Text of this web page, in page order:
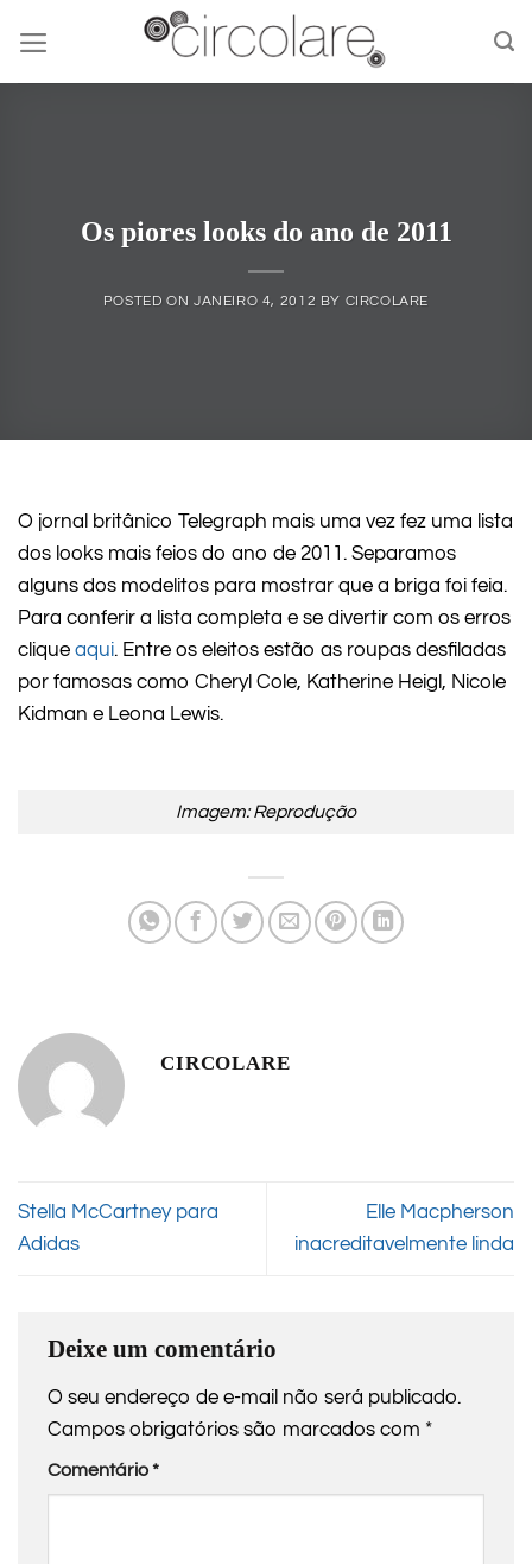
content
Os piores looks do ano de 2011
POSTED ON JANEIRO 4, 2012 BY CIRCOLARE
O jornal britânico Telegraph mais uma vez fez uma lista
dos looks mais feios do ano de 2011. Separamos
alguns dos modelitos para mostrar que a briga foi feia.
Para conferir a lista completa e se divertir com os erros
clique aqui. Entre os eleitos estão as roupas desfiladas
por famosas como Cheryl Cole, Katherine Heigl, Nicole
Kidman e Leona Lewis.
Imagem: Reprodução
CIRCOLARE
Stella McCartney para
Adidas
Elle Macpherson
inacreditavelmente linda
Deixe um comentário
O seu endereço de e-mail não será publicado.
Campos obrigatórios são marcados com *
Comentário*